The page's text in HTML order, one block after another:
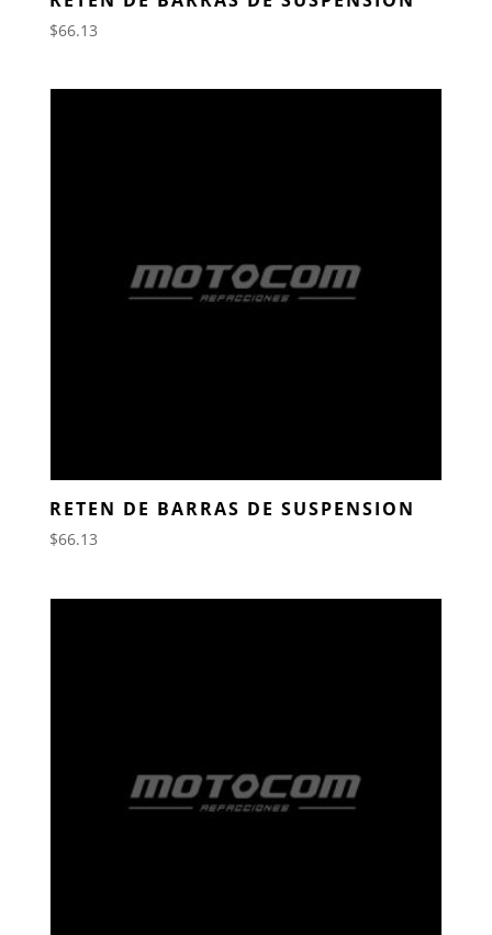
$66.13
RETEN DE BARRAS DE SUSPENSION
$66.13